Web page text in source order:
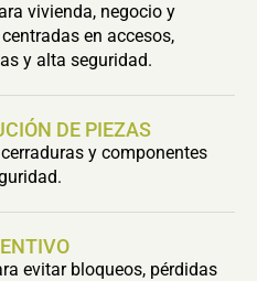
vivienda, negocio y
en accesos,
y alta seguridad.
DE PIEZAS
y componentes
evitar bloqueos, pérdidas